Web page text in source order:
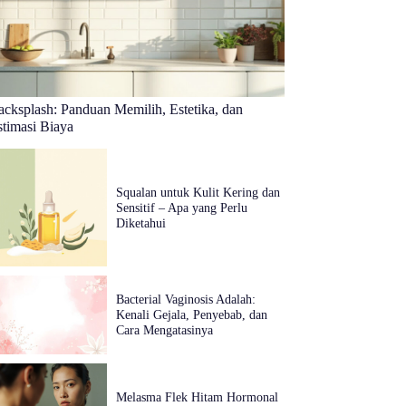
Panduan Memilih, Estetika, dan
Biaya
Squalan untuk Kulit Kering dan
Sensitif – Apa yang Perlu
Diketahui
Bacterial Vaginosis Adalah:
Kenali Gejala, Penyebab, dan
Cara Mengatasinya
Melasma Flek Hitam Hormonal